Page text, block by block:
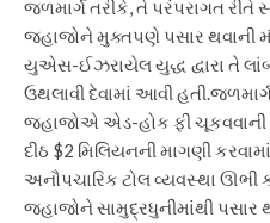
જળમાર્ગ તરીકે, તે પરંપરાગત રીતે
જહાજોને મુક્તપણે પસાર થવાની
યુએસ-ઈઝરાયેલ યુદ્ધ દ્વારા તે
ઉથલાવી દેવામાં આવી હતી.
જહાજોએ એડ-હોક ફી ચૂકવવાની
દીઠ $2 મિલિયનની માગણી
અનૌપચારિક ટોલ વ્યવસ્થા ઊભી
જહાજોને સામુદ્રધુનીમાંથી પસાર